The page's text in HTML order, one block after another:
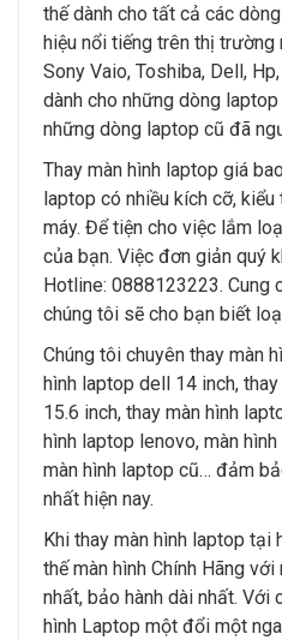
thế dành cho tất cả các
hiệu nổi tiếng trên thị trường
Sony Vaio, Toshiba, Dell,
dành cho những dòng
những dòng laptop cũ đã
Thay màn hình laptop giá
laptop có nhiều kích cỡ,
máy. Để tiện cho việc lắm
của bạn. Việc đơn giản quý
Hotline: 0888123223. Cung
chúng tôi sẽ cho bạn biết
Chúng tôi chuyên thay màn
hình laptop dell 14 inch,
15.6 inch, thay màn hình
hình laptop lenovo, màn
màn hình laptop cũ… đảm
nhất hiện nay.
Khi thay màn hình laptop tại
thế màn hình Chính Hãng
nhất, bảo hành dài nhất. Với
hình Laptop một đổi một